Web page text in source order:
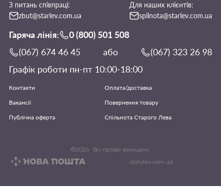
З питань співпраці:
zbut@starlev.com.ua
Для наших клієнтів:
spilnota@starlev.com.ua
Гаряча лінія:
0 (800) 501 508
(067) 674 46 45
або
(067) 323 26 98
Графік роботи пн-пт 10:00-18:00
Контакти
Оплата/доставка
Вакансії
Повернення товару
Публічна оферта
Спільнота Старого Лева
©2026· Всі права захищені.
starylev.com.ua